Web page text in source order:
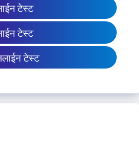
टेस्ट
टेस्ट
टेस्ट